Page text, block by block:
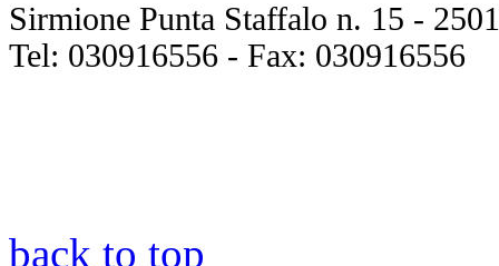
Sirmione Punta Staffalo n. 15 -
Tel: 030916556 - Fax: 030916556
back to top